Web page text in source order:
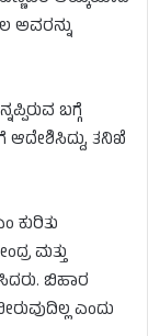
ಅವರನ್ನು
ಬಗ್ಗೆ
ತನಿಖೆ
ಕುರಿತು
ಮತ್ತು
ಬಿಹಾರ
ಎಂದು